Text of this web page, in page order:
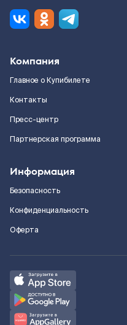
Компания
Главное о Купибилете
Контакты
Пресс-центр
Партнерская программа
Информация
Безопасность
Конфиденциальность
Оферта